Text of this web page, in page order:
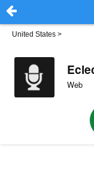
United States >
Web